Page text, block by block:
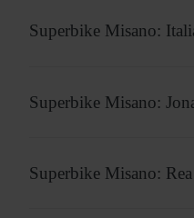
Superbike Misano:
Superbike Misano:
Superbike Misano: